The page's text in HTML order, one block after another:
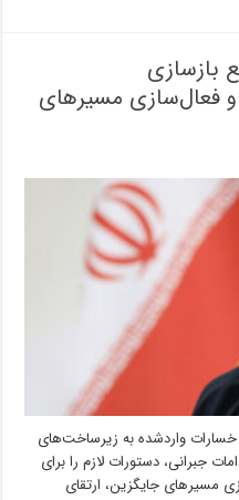
بازسازی
فعال‌سازی مسیرهای
واردشده به زیرساخت‌های
جبرانی، دستورات لازم را برای
مسیرهای جایگزین، ارتقای